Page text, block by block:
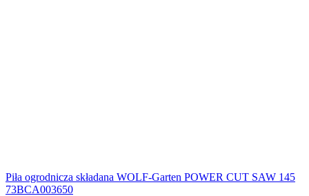
Piła ogrodnicza składana WOLF-Garten POWER CUT SAW 145
73BCA003650